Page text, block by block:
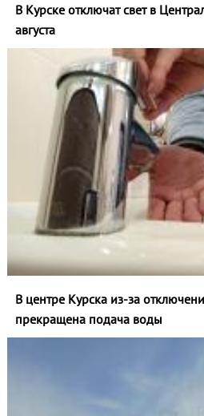
В Курске отключат свет в
августа
В центре Курска из‑за
прекращена подача воды